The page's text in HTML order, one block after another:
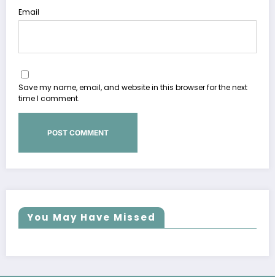
Email
Save my name, email, and website in this browser for the next
time I comment.
You May Have Missed